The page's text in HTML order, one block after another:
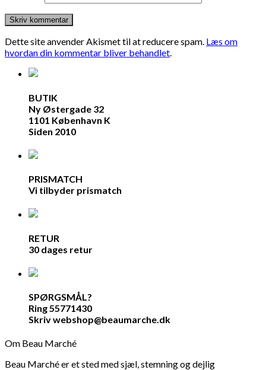
Dette site anvender Akismet til at reducere spam. Læs om
hvordan din kommentar bliver behandlet.
BUTIK
Ny Østergade 32
1101 København K
Siden 2010
PRISMATCH
Vi tilbyder prismatch
RETUR
30 dages retur
SPØRGSMÅL?
Ring 55771430
Skriv webshop@beaumarche.dk
Om Beau Marché
Beau Marché er et sted med sjæl, stemning og dejlig